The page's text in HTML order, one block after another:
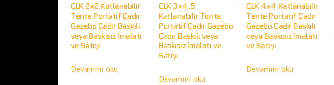
CLK 2×2 Katlanabilir
Tente Portatif Çadır
Gazebo Çadır Baskılı
veya Baskısız İmalatı
ve Satışı
Devamını oku
CLK 3×4,5
Katlanabilir Tente
Portatif Çadır Gazebo
Çadır Baskılı veya
Baskısız İmalatı ve
Satışı
Devamını oku
CLK 4×4 Katlanabilir
Tente Portatif Çadır
Gazebo Çadır Baskılı
veya Baskısız İmalatı
ve Satışı
Devamını oku